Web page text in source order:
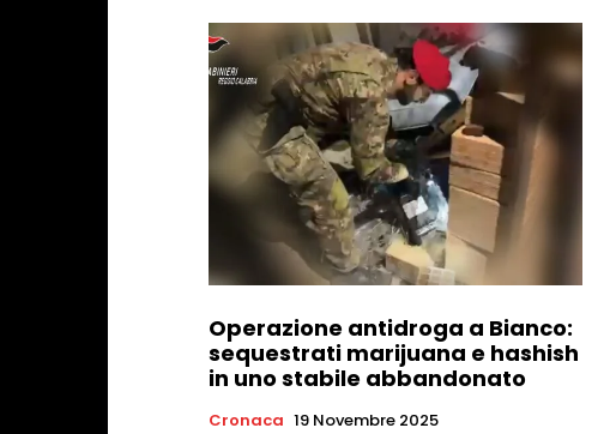
Operazione antidroga a Bianco:
sequestrati marijuana e hashish
in uno stabile abbandonato
Cronaca 19 Novembre 2025